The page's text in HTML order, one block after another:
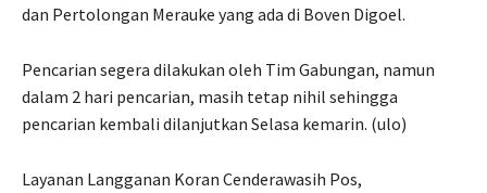
dan Pertolongan Merauke yang ada di Boven Digoel.
Pencarian segera dilakukan oleh Tim Gabungan, namun
dalam 2 hari pencarian, masih tetap nihil sehingga
pencarian kembali dilanjutkan Selasa kemarin. (ulo)
Layanan Langganan Koran Cenderawasih Pos,